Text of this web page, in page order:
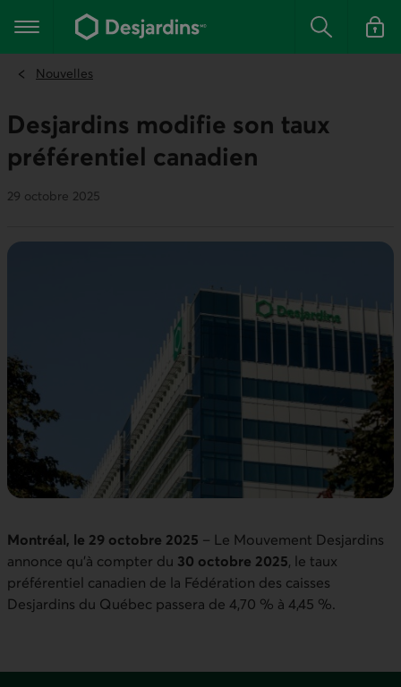
contenu
Menu principal Rechercher
Se
Nouvelles
Desjardins modifie son taux
préférentiel canadien
29 octobre 2025
Montréal, le 29 octobre 2025 – Le Mouvement Desjardins
annonce qu’à compter du 30 octobre 2025, le taux
préférentiel canadien de la Fédération des caisses
Desjardins du Québec passera de 4,70 % à 4,45 %.